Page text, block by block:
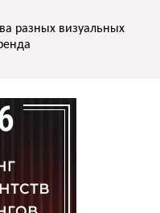
разных визуальных